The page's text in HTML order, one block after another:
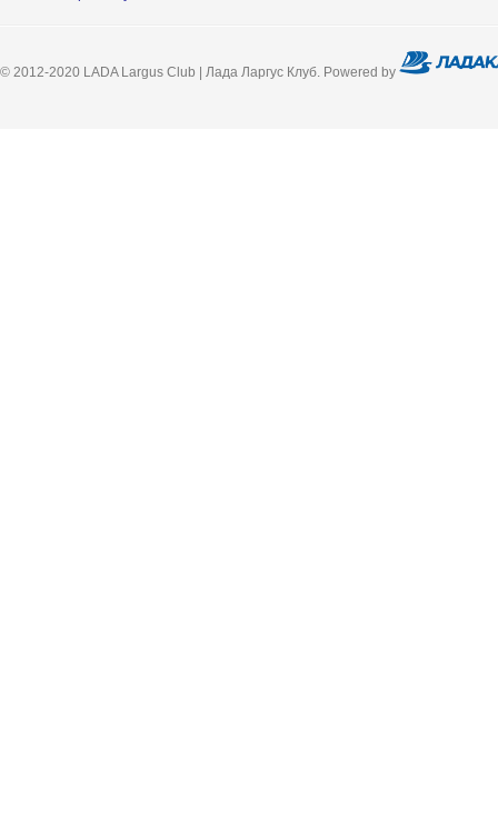
© 2012-2020 LADA Largus Club | Лада Ларгус Клуб. Powered by